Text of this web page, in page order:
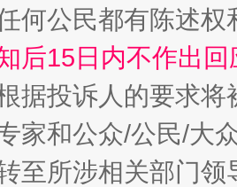
何公民都有陈述
后15日内不作出
据投诉人的要求将
家和公众/公民/大
至所涉相关部门